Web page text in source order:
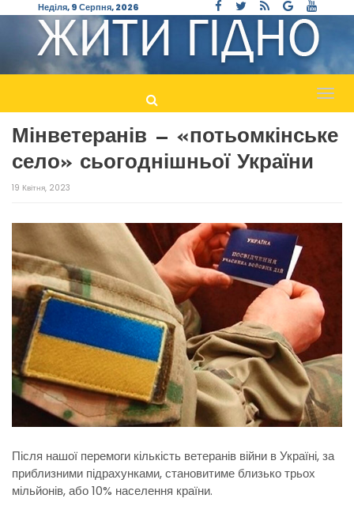
Неділя, 9 Серпня, 2026
Мінветеранів — «потьомкінське
село» сьогоднішньої України
19 Квітня, 2023
Після нашої перемоги кількість ветеранів війни в Україні, за
приблизними підрахунками, становитиме близько трьох
мільйонів, або 10% населення країни.